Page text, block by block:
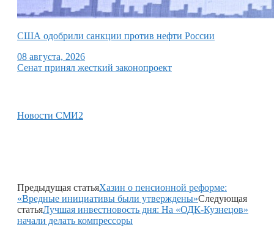
США одобрили санкции против нефти России
08 августа, 2026
Сенат принял жесткий законопроект
Новости СМИ2
Предыдущая статьяХазин о пенсионной реформе:
«Вредные инициативы были утверждены»Следующая
статьяЛучшая инвестновость дня: На «ОДК-Кузнецов»
начали делать компрессоры